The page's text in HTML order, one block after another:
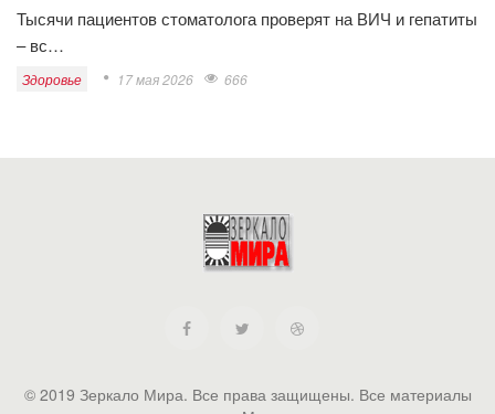
Тысячи пациентов стоматолога проверят на ВИЧ и гепатиты
– вс…
Здоровье 17 мая 2026 666
© 2019 Зеркало Мира. Все права защищены. Все материалы